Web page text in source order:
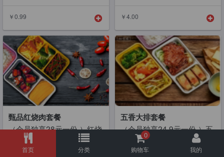
首页 分类 购物车
0
我的
￥0.99 ￥4.00
甄品红烧肉套餐
（会员独享28元一份 ）红烧
肉 家常豆腐 丝瓜炒鸡蛋 手
撕洋白菜 老玉米 东北香米饭
五香大排套餐
（会员独享24.9元一份 ）五
香大排 家常豆腐 丝瓜炒鸡蛋
手撕洋白菜 老玉米 东北香米